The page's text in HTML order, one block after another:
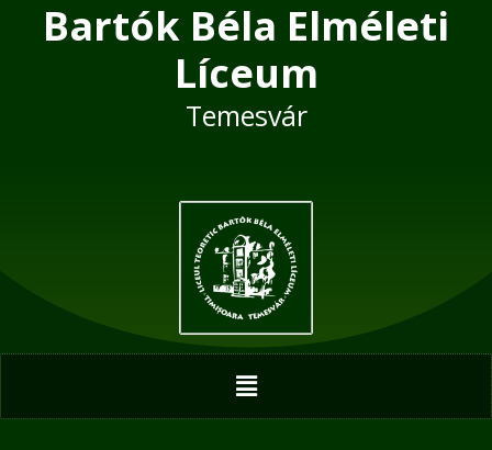
Bartók Béla Elméleti
Líceum
Temesvár
Menu